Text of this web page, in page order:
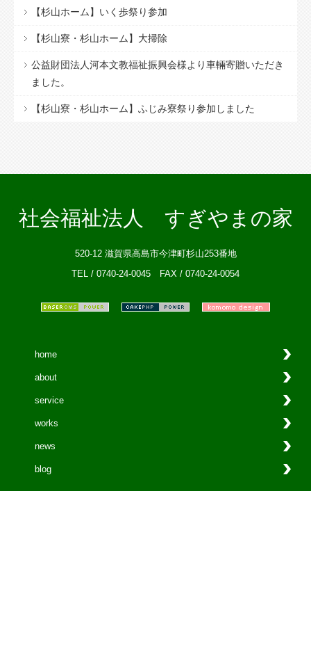
【杉山ホーム】いく歩祭り参加
【杉山寮・杉山ホーム】大掃除
公益財団法人河本文教福祉振興会様より車輛寄贈いただき
ました。
【杉山寮・杉山ホーム】ふじみ寮祭り参加しました
社会福祉法人 すぎやまの家
520-12 滋賀県高島市今津町杉山253番地
TEL / 0740-24-0045 FAX / 0740-24-0054
home
about
service
works
news
blog